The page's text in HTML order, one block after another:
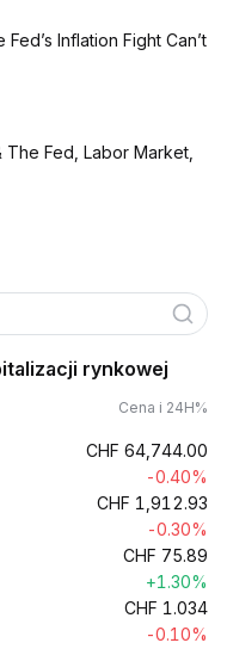
Inflation Fight Can’t
Fed, Labor Market,
rynkowej
Cena i 24H%
CHF 64,744.00
-0.40%
CHF 1,912.93
-0.30%
CHF 75.89
+1.30%
CHF 1.034
-0.10%